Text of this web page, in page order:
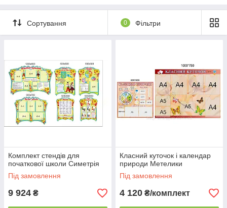
Сортування 0 Фільтри
Комплект стендів для
початкової школи Симетрія
Під замовлення
9 924 ₴
Класний куточок і календар
природи Метелики
Під замовлення
4 120 ₴/комплект